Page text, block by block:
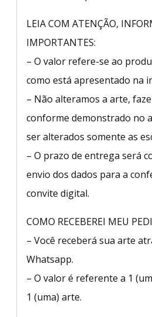
LEIA COM ATENÇÃO,
IMPORTANTES:
– O valor refere-se ao
como está apresentado na
– Não alteramos a arte,
conforme demonstrado no
ser alterados somente as
– O prazo de entrega será
envio dos dados para a
convite digital.
COMO RECEBEREI MEU
– Você receberá sua arte
Whatsapp.
– O valor é referente a 1
1 (uma) arte.